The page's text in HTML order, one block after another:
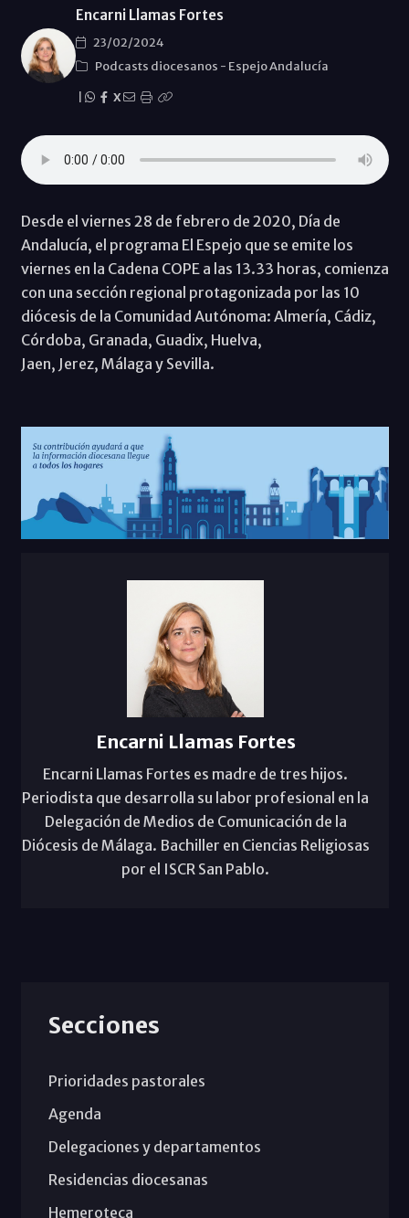
Encarni Llamas Fortes
23/02/2024
Podcasts diocesanos - Espejo Andalucía
X
Desde el viernes 28 de febrero de 2020, Día de
Andalucía, el programa El Espejo que se emite los
viernes en la Cadena COPE a las 13.33 horas, comienza
con una sección regional protagonizada por las 10
diócesis de la Comunidad Autónoma: Almería, Cádiz,
Córdoba, Granada, Guadix, Huelva,
Jaen, Jerez, Málaga y Sevilla.
Encarni Llamas Fortes
Encarni Llamas Fortes es madre de tres hijos.
Periodista que desarrolla su labor profesional en la
Delegación de Medios de Comunicación de la
Diócesis de Málaga. Bachiller en Ciencias Religiosas
por el ISCR San Pablo.
Secciones
Prioridades pastorales
Agenda
Delegaciones y departamentos
Residencias diocesanas
Hemeroteca